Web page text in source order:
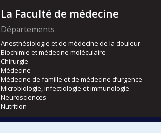
La Faculté de médecine
Départements
Anesthésiologie et de médecine de la douleur
Biochimie et médecine moléculaire
Chirurgie
Médecine
Médecine de famille et de médecine d’urgence
Microbiologie, infectiologie et immunologie
Neurosciences
Nutrition